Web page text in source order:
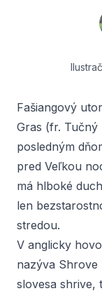
Fašiangový
Gras (fr. Tučný
posledným
pred Veľkou
má hlboké
len
stredou.
V anglicky
nazýva Shrove
slovesa shrive,